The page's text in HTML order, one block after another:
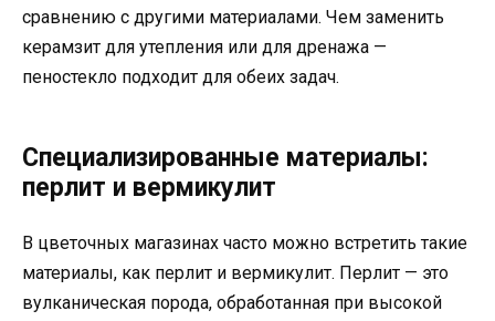
сравнению с другими материалами. Чем заменить
керамзит для утепления или для дренажа —
пеностекло подходит для обеих задач.
Специализированные материалы:
перлит и вермикулит
В цветочных магазинах часто можно встретить такие
материалы, как перлит и вермикулит. Перлит — это
вулканическая порода, обработанная при высокой